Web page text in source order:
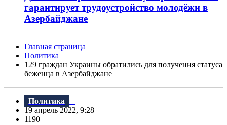
гарантирует трудоустройство молодёжи в
Азербайджане
Главная страница
Политика
129 граждан Украины обратились для получения статуса
беженца в Азербайджане
Политика
19 апрель 2022, 9:28
1190